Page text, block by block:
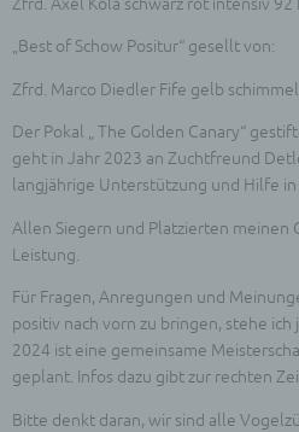
„Best of Schow Positur“ gesellt von:
Zfrd. Marco Diedler Fife gelb
Der Pokal „ The Golden Canary“
geht in Jahr 2023 an Zuchtfreund
langjährige Unterstützung und Hilfe in
Allen Siegern und Platzierten meinen
Leistung.
Für Fragen, Anregungen und
positiv nach vorn zu bringen, stehe
2024 ist eine gemeinsame
geplant. Infos dazu gibt zur rechten
Bitte denkt daran, wir sind alle